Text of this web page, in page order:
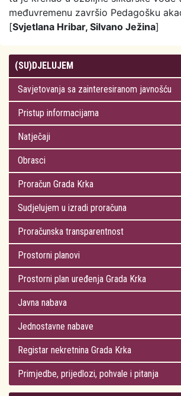
međuvremenu završio Pedagošku
[Svjetlana Hribar, Silvano Ježina]
(SU)DJELUJEM
Savjetovanja sa zainteresiranom javnošću
Pristup informacijama
Natječaji
Obrasci
Proračun Grada Krka
Sudjelujem u izradi proračuna
Proračunska transparentnost
Prostorni planovi
Prostorni plan uređenja Grada Krka
Javna nabava
Jednostavne nabave
Registar nekretnina Grada Krka
Primjedbe, prijedlozi, pohvale i pitanja